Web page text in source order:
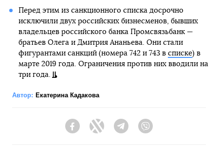
Перед этим из санкционного списка досрочно
исключили двух российских бизнесменов, бывших
владельцев российского банка Промсвязьбанк —
братьев Олега и Дмитрия Ананьева. Они стали
фигурантами санкций (номера 742 и 743 в списке) в
марте 2019 года. Ограничения против них вводили на
три года.
Автор: Екатерина Кадакова
FacebookTwitter Telegram